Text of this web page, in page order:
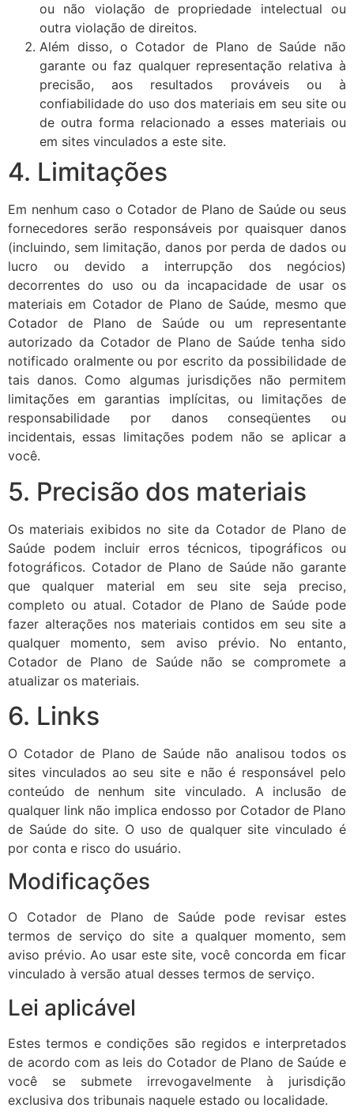
ou não violação de propriedade intelectual ou
outra violação de direitos.
Além disso, o Cotador de Plano de Saúde não
garante ou faz qualquer representação relativa à
precisão, aos resultados prováveis ​​ou à
confiabilidade do uso dos materiais em seu site ou
de outra forma relacionado a esses materiais ou
em sites vinculados a este site.
4. Limitações
Em nenhum caso o Cotador de Plano de Saúde ou seus
fornecedores serão responsáveis ​​por quaisquer danos
(incluindo, sem limitação, danos por perda de dados ou
lucro ou devido a interrupção dos negócios)
decorrentes do uso ou da incapacidade de usar os
materiais em Cotador de Plano de Saúde, mesmo que
Cotador de Plano de Saúde ou um representante
autorizado da Cotador de Plano de Saúde tenha sido
notificado oralmente ou por escrito da possibilidade de
tais danos. Como algumas jurisdições não permitem
limitações em garantias implícitas, ou limitações de
responsabilidade por danos conseqüentes ou
incidentais, essas limitações podem não se aplicar a
você.
5. Precisão dos materiais
Os materiais exibidos no site da Cotador de Plano de
Saúde podem incluir erros técnicos, tipográficos ou
fotográficos. Cotador de Plano de Saúde não garante
que qualquer material em seu site seja preciso,
completo ou atual. Cotador de Plano de Saúde pode
fazer alterações nos materiais contidos em seu site a
qualquer momento, sem aviso prévio. No entanto,
Cotador de Plano de Saúde não se compromete a
atualizar os materiais.
6. Links
O Cotador de Plano de Saúde não analisou todos os
sites vinculados ao seu site e não é responsável pelo
conteúdo de nenhum site vinculado. A inclusão de
qualquer link não implica endosso por Cotador de Plano
de Saúde do site. O uso de qualquer site vinculado é
por conta e risco do usuário.
Modificações
O Cotador de Plano de Saúde pode revisar estes
termos de serviço do site a qualquer momento, sem
aviso prévio. Ao usar este site, você concorda em ficar
vinculado à versão atual desses termos de serviço.
Lei aplicável
Estes termos e condições são regidos e interpretados
de acordo com as leis do Cotador de Plano de Saúde e
você se submete irrevogavelmente à jurisdição
exclusiva dos tribunais naquele estado ou localidade.